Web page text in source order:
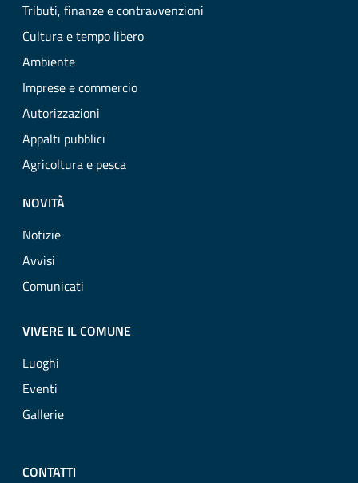
Tributi, finanze e contravvenzioni
Cultura e tempo libero
Ambiente
Imprese e commercio
Autorizzazioni
Appalti pubblici
Agricoltura e pesca
NOVITÀ
Notizie
Avvisi
Comunicati
VIVERE IL COMUNE
Luoghi
Eventi
Gallerie
CONTATTI